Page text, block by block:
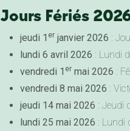
Jours Fériés
jeudi 1 erjanvier 2026 :
lundi 6 avril 2026 : Lundi
vendredi 1 ermai 2026 :
vendredi 8 mai 2026 :
jeudi 14 mai 2026 : Jeudi
lundi 25 mai 2026 : Lundi